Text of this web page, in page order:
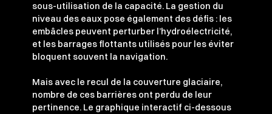
sous-utilisation de la capacité. La gestion du
niveau des eaux pose également des défis : les
embâcles peuvent perturber l’hydroélectricité,
et les barrages flottants utilisés pour les éviter
bloquent souvent la navigation.
Mais avec le recul de la couverture glaciaire,
nombre de ces barrières ont perdu de leur
pertinence. Le graphique interactif ci-dessous